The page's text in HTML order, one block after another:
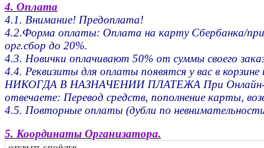
4. Оплата
4.1. Внимание! Предоплата!
4.2.Форма оплаты: Оплата на карту Сбербанка/
орг.сбор до 20%.
4.3. Новички оплачивают 50% от суммы своего
4.4. Реквизиты для оплаты появятся у вас в
НИКОГДА В НАЗНАЧЕНИИ ПЛАТЕЖА При Онлайн-
отвечаете: Перевод средств, пополнение карты,
4.5. Повторные оплаты (дубли по
5. Координаты Организатора.